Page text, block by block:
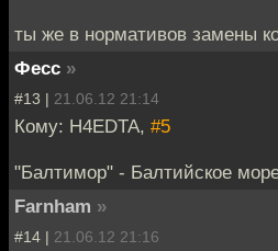
ты же в нормативов замены
Фесс »
#13 | 21.06.12 21:14
Кому: H4EDTA, #5
"Балтимор" - Балтийское
Farnham »
#14 | 21.06.12 21:16